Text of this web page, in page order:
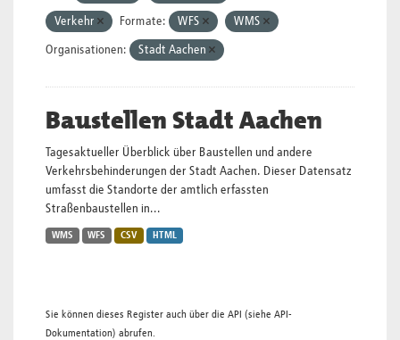
Verkehr Formate: WFS WMS
Organisationen: Stadt Aachen
Baustellen Stadt Aachen
Tagesaktueller Überblick über Baustellen und andere
Verkehrsbehinderungen der Stadt Aachen. Dieser Datensatz
umfasst die Standorte der amtlich erfassten
Straßenbaustellen in...
WMS WFS CSV HTML
Sie können dieses Register auch über die API (siehe API-
Dokumentation) abrufen.